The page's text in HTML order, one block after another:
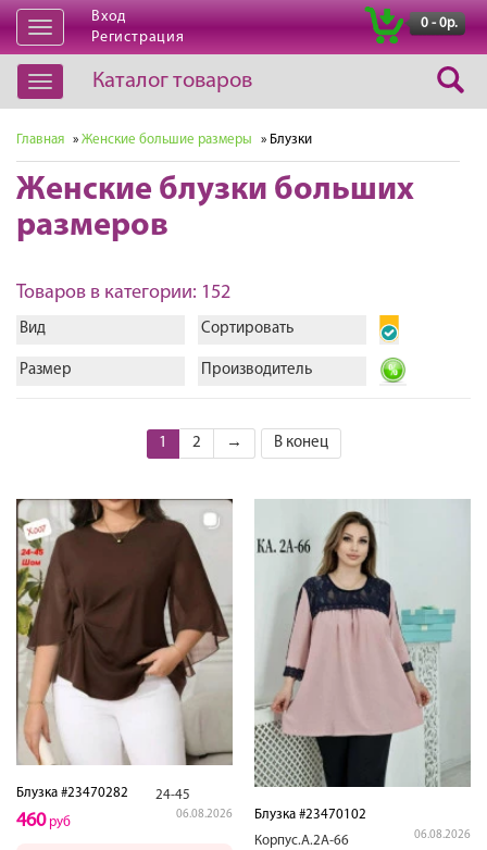
Открыть
навигацию
Вход
Регистрация
0 - 0р.
Открыть
навигацию
Каталог товаров
Главная » Женские большие размеры » Блузки
Женские блузки больших
размеров
Товаров в категории: 152
Вид Сортировать
Размер Производитель
1 2 → В конец
Блузка #23470282 24-45
06.08.2026
460руб
Блузка #23470102
Корпус.А.2А-66
06.08.2026